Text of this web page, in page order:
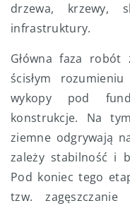
drzewa, krzewy,
infrastruktury.
Główna faza
ścisłym
wykopy pod
konstrukcje. Na
ziemne odgrywają
zależy stabilność i
Pod koniec tego
tzw.